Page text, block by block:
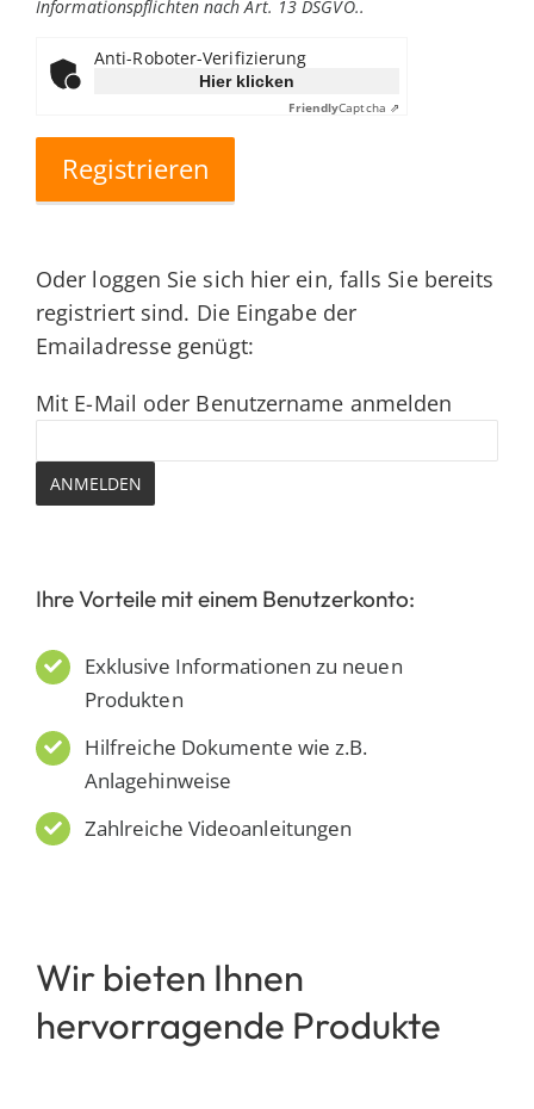
Informationspflichten nach Art. 13 DSGVO..
Anti-Roboter-Verifizierung
Hier klicken
FriendlyCaptcha ⇗
Oder loggen Sie sich hier ein, falls Sie bereits
registriert sind. Die Eingabe der
Emailadresse genügt:
Mit E-Mail oder Benutzername anmelden
Ihre Vorteile mit einem Benutzerkonto:
Exklusive Informationen zu neuen
Produkten
Hilfreiche Dokumente wie z.B.
Anlagehinweise
Zahlreiche Videoanleitungen
Wir bieten Ihnen
hervorragende Produkte